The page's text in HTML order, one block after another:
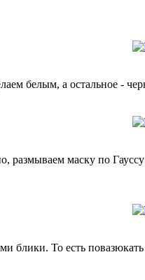
белым, а остальное -
размываем маску по
блики. То есть